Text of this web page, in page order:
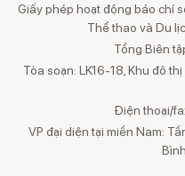
Giấy phép hoạt động báo chí
Thể thao và Du
Tổng Biên
Tòa soạn: LK16-18, Khu đô
Điện thoại/
VP đại diện tại miền Nam: